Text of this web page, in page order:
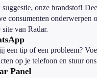
suggestie, onze brandstof!
consumenten onderwerpen
site van Radar.
een tip of een probleem?
op je telefoon en stuur
Panel